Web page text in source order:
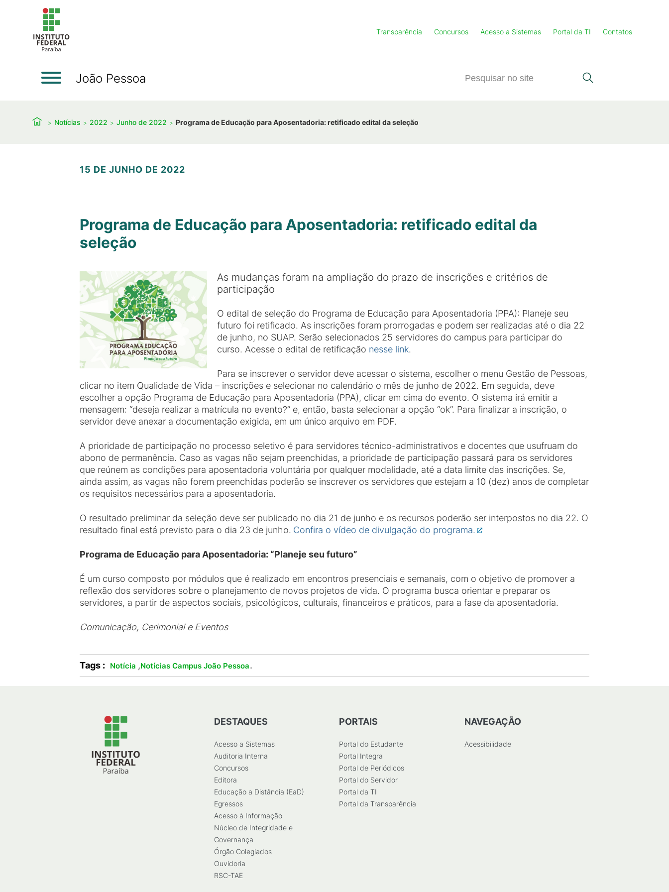
Transparência Concursos Acesso a Sistemas Portal da TI Contatos
João Pessoa
Notícias 2022 Junho de 2022 Programa de Educação para Aposentadoria: retificado edital da seleção
15 DE JUNHO DE 2022
Programa de Educação para Aposentadoria: retificado edital da
seleção
As mudanças foram na ampliação do prazo de inscrições e critérios de
participação
O edital de seleção do Programa de Educação para Aposentadoria (PPA): Planeje seu
futuro foi retificado. As inscrições foram prorrogadas e podem ser realizadas até o dia 22
de junho, no SUAP. Serão selecionados 25 servidores do campus para participar do
curso. Acesse o edital de retificação nesse link.
Para se inscrever o servidor deve acessar o sistema, escolher o menu Gestão de Pessoas,
clicar no item Qualidade de Vida – inscrições e selecionar no calendário o mês de junho de 2022. Em seguida, deve
escolher a opção Programa de Educação para Aposentadoria (PPA), clicar em cima do evento. O sistema irá emitir a
mensagem: “deseja realizar a matrícula no evento?” e, então, basta selecionar a opção “ok”. Para finalizar a inscrição, o
servidor deve anexar a documentação exigida, em um único arquivo em PDF.
A prioridade de participação no processo seletivo é para servidores técnico-administrativos e docentes que usufruam do
abono de permanência. Caso as vagas não sejam preenchidas, a prioridade de participação passará para os servidores
que reúnem as condições para aposentadoria voluntária por qualquer modalidade, até a data limite das inscrições. Se,
ainda assim, as vagas não forem preenchidas poderão se inscrever os servidores que estejam a 10 (dez) anos de completar
os requisitos necessários para a aposentadoria.
O resultado preliminar da seleção deve ser publicado no dia 21 de junho e os recursos poderão ser interpostos no dia 22. O
resultado final está previsto para o dia 23 de junho. Confira o vídeo de divulgação do programa.
Programa de Educação para Aposentadoria: “Planeje seu futuro”
É um curso composto por módulos que é realizado em encontros presenciais e semanais, com o objetivo de promover a
reflexão dos servidores sobre o planejamento de novos projetos de vida. O programa busca orientar e preparar os
servidores, a partir de aspectos sociais, psicológicos, culturais, financeiros e práticos, para a fase da aposentadoria.
Comunicação, Cerimonial e Eventos
Tags : Notícia ,Notícias Campus João Pessoa.
DESTAQUES
Acesso a Sistemas
Auditoria Interna
Concursos
Editora
Educação a Distância (EaD)
Egressos
Acesso à Informação
Núcleo de Integridade e
Governança
Órgão Colegiados
Ouvidoria
RSC-TAE
PORTAIS
Portal do Estudante
Portal Integra
Portal de Periódicos
Portal do Servidor
Portal da TI
Portal da Transparência
NAVEGAÇÃO
Acessibilidade